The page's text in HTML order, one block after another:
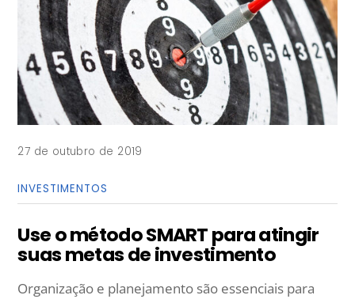
27 de outubro de 2019
INVESTIMENTOS
Use o método SMART para atingir
suas metas de investimento
Organização e planejamento são essenciais para